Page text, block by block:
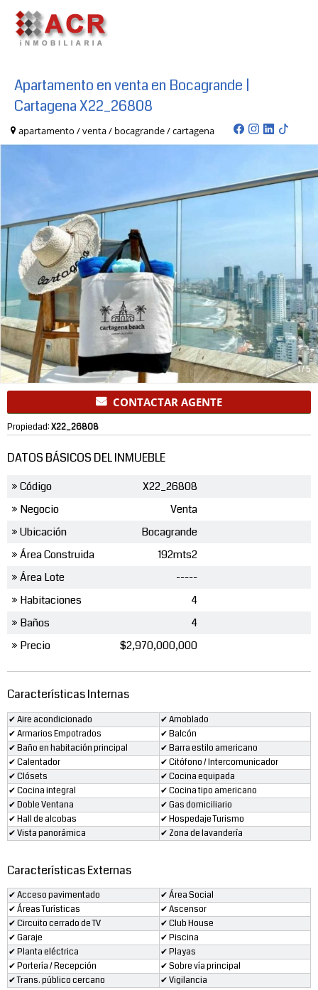
Apartamento en venta en Bocagrande |
Cartagena X22_26808
apartamento / venta / bocagrande / cartagena
1/5
CONTACTAR AGENTE
Propiedad:X22_26808
DATOS BÁSICOS DEL INMUEBLE
» Código
X22_26808
» Negocio
Venta
» Ubicación
Bocagrande
» Área Construida
192mts2
» Área Lote
-----
» Habitaciones
4
» Baños
4
» Precio
$2,970,000,000
Características Internas
✔ Aire acondicionado
✔ Amoblado
✔ Armarios Empotrados
✔ Balcón
✔ Baño en habitación principal
✔ Barra estilo americano
✔ Calentador
✔ Citófono / Intercomunicador
✔ Clósets
✔ Cocina equipada
✔ Cocina integral
✔ Cocina tipo americano
✔ Doble Ventana
✔ Gas domiciliario
✔ Hall de alcobas
✔ Hospedaje Turismo
✔ Vista panorámica
✔ Zona de lavandería
Características Externas
✔ Acceso pavimentado
✔ Área Social
✔ Áreas Turísticas
✔ Ascensor
✔ Circuito cerrado de TV
✔ Club House
✔ Garaje
✔ Piscina
✔ Planta eléctrica
✔ Playas
✔ Portería / Recepción
✔ Sobre vía principal
✔ Trans. público cercano
✔ Vigilancia